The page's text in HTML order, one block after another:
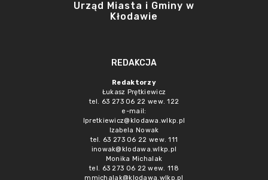
Urząd Miasta i Gminy w
Kłodawie
REDAKCJA
Redaktorzy
Łukasz Prętkiewicz
tel. 63 273 06 22 wew. 122
e-mail:
lpretkiewicz@klodawa.wlkp.pl
Izabela Nowak
tel. 63 273 06 22 wew. 111
inowak@klodawa.wlkp.pl
Monika Michalak
tel. 63 273 06 22 wew. 118
mmichalak@klodawa.wlkp.pl